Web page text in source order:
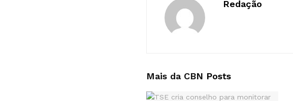
Redação
Mais da CBN Posts